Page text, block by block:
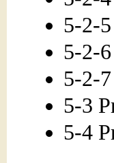
5-2-
5-2-
5-2-
5-3
5-4